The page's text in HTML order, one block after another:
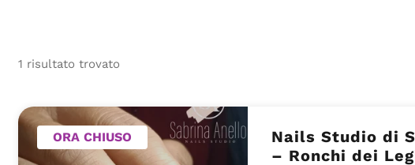
1 risultato trovato
ORA CHIUSO
Nails Studio di
– Ronchi dei